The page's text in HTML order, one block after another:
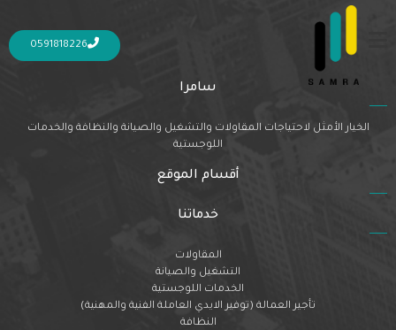
0591818226
Nothing Found
It seems we can’t find what you’re looking for. Perhaps searching can help.
سامرا
الخيار الأمثل لاحتياجات المقاولات والتشغيل والصيانة والنظافة والخدمات
اللوجستية
أقسام الموقع
خدماتنا
المقاولات
التشغيل والصيانة
الخدمات اللوجستية
تأجير العمالة (توفير الايدي العاملة الفنية والمهنية)
النظافة